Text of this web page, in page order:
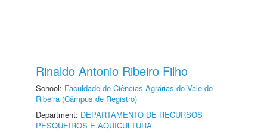
Rinaldo Antonio Ribeiro Filho
School: Faculdade de Ciências Agrárias do Vale do
Ribeira (Câmpus de Registro)
Department: DEPARTAMENTO DE RECURSOS
PESQUEIROS E AQUICULTURA